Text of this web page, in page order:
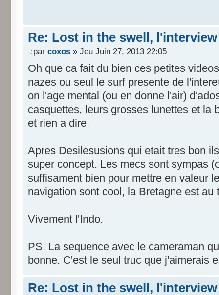
Re: Lost in the swell, l'interview
par coxos » Jeu Juin 27, 2013 22:05
Oh que ca fait du bien ces petites
nazes ou seul le surf presente de
on l'age mental (ou en donne l'air)
casquettes, leurs grosses lunettes et la
et rien a dire.
Apres Desilesusions qui etait tres bon
super concept. Les mecs sont sympas
suffisament bien pour mettre en valeur
navigation sont cool, la Bretagne est
Vivement l'Indo.
PS: La sequence avec le cameraman
bonne. C'est le seul truc que j'aimerais
Re: Lost in the swell, l'interview